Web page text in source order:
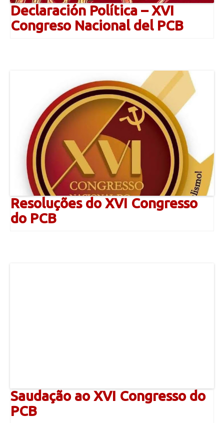
Declaración Política – XVI
Congreso Nacional del PCB
Resoluções do XVI Congresso
do PCB
Saudação ao XVI Congresso do
PCB